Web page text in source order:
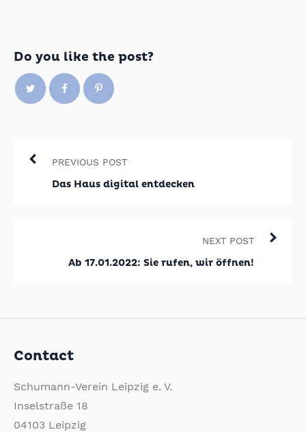
Do you like the post?
PREVIOUS POST
Das Haus digital entdecken
NEXT POST
Ab 17.01.2022: Sie rufen, wir öffnen!
Contact
Schumann-Verein Leipzig e. V.
Inselstraße 18
04103 Leipzig